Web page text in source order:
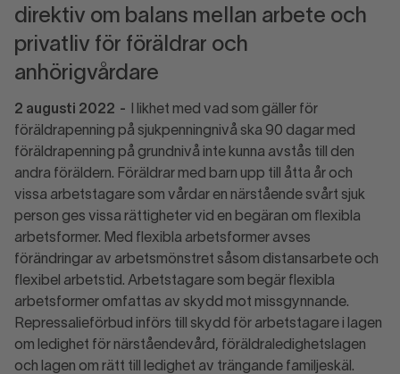
direktiv om balans mellan arbete och
privatliv för föräldrar och
anhörigvårdare
2 augusti 2022 - I likhet med vad som gäller för
föräldrapenning på sjukpenningnivå ska 90 dagar med
föräldrapenning på grundnivå inte kunna avstås till den
andra föräldern. Föräldrar med barn upp till åtta år och
vissa arbetstagare som vårdar en närstående svårt sjuk
person ges vissa rättigheter vid en begäran om flexibla
arbetsformer. Med flexibla arbetsformer avses
förändringar av arbetsmönstret såsom distansarbete och
flexibel arbetstid. Arbetstagare som begär flexibla
arbetsformer omfattas av skydd mot missgynnande.
Repressalieförbud införs till skydd för arbetstagare i lagen
om ledighet för närståendevård, föräldraledighetslagen
och lagen om rätt till ledighet av trängande familjeskäl.